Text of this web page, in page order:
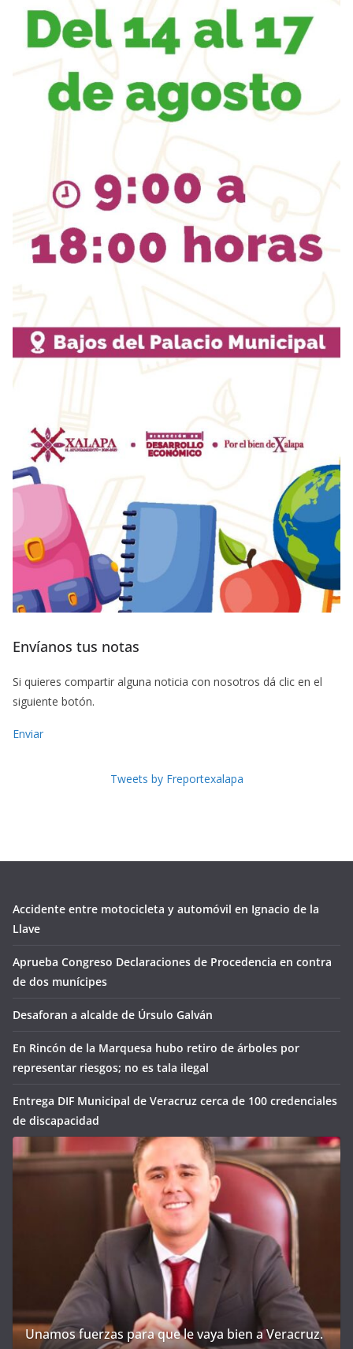
Envíanos tus notas
Si quieres compartir alguna noticia con nosotros dá clic en el
siguiente botón.
Enviar
Tweets by Freportexalapa
Accidente entre motocicleta y automóvil en Ignacio de la
Llave
Aprueba Congreso Declaraciones de Procedencia en contra
de dos munícipes
Desaforan a alcalde de Úrsulo Galván
En Rincón de la Marquesa hubo retiro de árboles por
representar riesgos; no es tala ilegal
Entrega DIF Municipal de Veracruz cerca de 100 credenciales
de discapacidad
Unamos fuerzas para que le vaya bien a Veracruz.